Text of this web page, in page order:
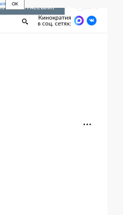
OK
РАССЫЛКУ
Кинократия
в соц. сетях: